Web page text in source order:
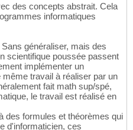
des concepts abstrait. Cela
informatiques
généraliser, mais des
scientifique poussée passent
implémenter un
travail à réaliser par un
fait math sup/spé,
le travail est réalisé en
des formules et théorèmes qui
d'informaticien, ces